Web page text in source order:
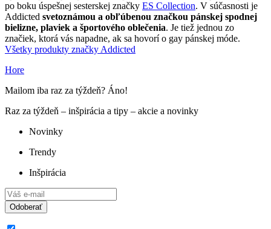
po boku úspešnej sesterskej značky ES Collection. V súčasnosti je
Addicted svetoznámou a obľúbenou značkou pánskej spodnej
bielizne, plaviek a športového oblečenia. Je tiež jednou zo
značiek, ktorá vás napadne, ak sa hovorí o gay pánskej móde.
Všetky produkty značky Addicted
Hore
Mailom iba raz za týždeň? Áno!
Raz za týždeň – inšpirácia a tipy – akcie a novinky
Novinky
Trendy
Inšpirácia
Odoberať